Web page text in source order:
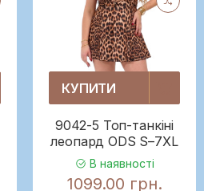
КУПИТИ
9042-5 Топ-танкіні
леопард ODS S–7XL
В наявності
1099.00 грн.